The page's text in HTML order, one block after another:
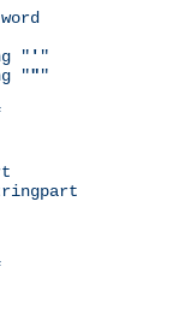
" ' "
"""